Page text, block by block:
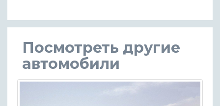
Посмотреть другие
автомобили